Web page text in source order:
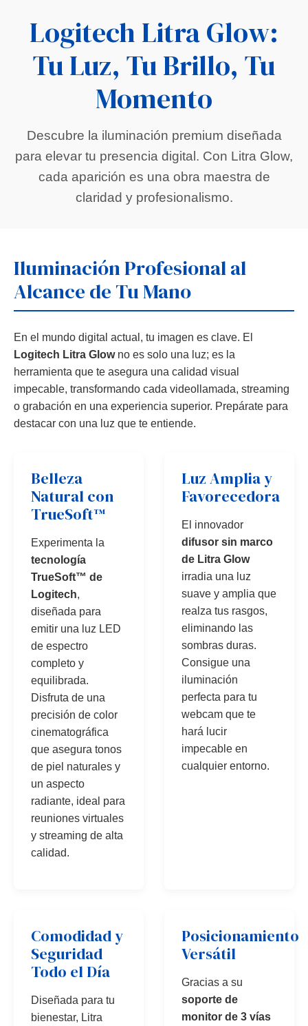
Logitech Litra Glow:
Tu Luz, Tu Brillo, Tu
Momento
Descubre la iluminación premium diseñada
para elevar tu presencia digital. Con Litra Glow,
cada aparición es una obra maestra de
claridad y profesionalismo.
Iluminación Profesional al
Alcance de Tu Mano
En el mundo digital actual, tu imagen es clave. El
Logitech Litra Glowno es solo una luz; es la
herramienta que te asegura una calidad visual
impecable, transformando cada videollamada, streaming
o grabación en una experiencia superior. Prepárate para
destacar con una luz que te entiende.
Belleza
Natural con
TrueSoft™
Experimenta la
tecnología
TrueSoft™ de
Logitech,
diseñada para
emitir una luz LED
de espectro
completo y
equilibrada.
Disfruta de una
precisión de color
cinematográfica
que asegura tonos
de piel naturales y
un aspecto
radiante, ideal para
reuniones virtuales
y streaming de alta
calidad.
Luz Amplia y
Favorecedora
El innovador
difusor sin marco
de Litra Glow
irradia una luz
suave y amplia que
realza tus rasgos,
eliminando las
sombras duras.
Consigue una
iluminación
perfecta para tu
webcam que te
hará lucir
impecable en
cualquier entorno.
Comodidad y
Seguridad
Todo el Día
Diseñada para tu
bienestar, Litra
Posicionamiento
Versátil
Gracias a su
soporte de
monitor de 3 vías